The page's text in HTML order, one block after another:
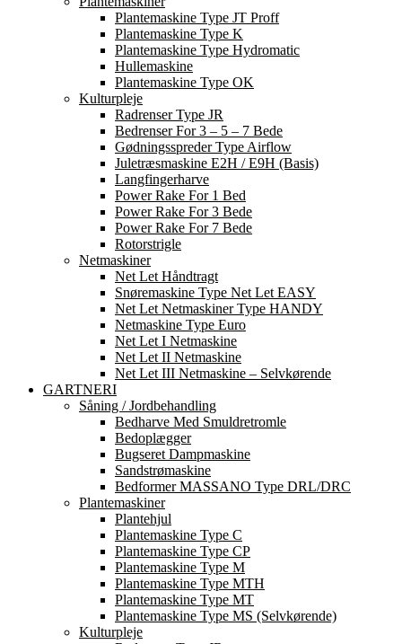
Plantemaskine Type JT Proff
Plantemaskine Type K
Plantemaskine Type Hydromatic
Hullemaskine
Plantemaskine Type OK
Kulturpleje
Radrenser Type JR
Bedrenser For 3 – 5 – 7 Bede
Gødningsspreder Type Airflow
Juletræsmaskine E2H / E9H (basis)
Langfingerharve
Power Rake For 1 Bed
Power Rake For 3 Bede
Power Rake For 7 Bede
Rotorstrigle
Netmaskiner
Net Let Håndtragt
Snøremaskine Type Net Let EASY
Net Let Netmaskiner Type HANDY
Netmaskine Type Euro
Net Let I Netmaskine
Net Let II Netmaskine
Net Let III Netmaskine – Selvkørende
GARTNERI
Såning / Jordbehandling
Bedharve Med Smuldretromle
Bedoplægger
Bugseret Dampmaskine
Sandstrømaskine
Bedformer MASSANO Type DRL/DRC
Plantemaskiner
Plantehjul
Plantemaskine Type C
Plantemaskine Type CP
Plantemaskine Type M
Plantemaskine Type MTH
Plantemaskine Type MT
Plantemaskine Type MS (Selvkørende)
Kulturpleje